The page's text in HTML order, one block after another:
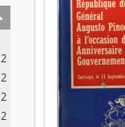
2
2
2
2